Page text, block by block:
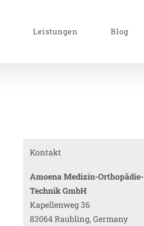
Leistungen Blog
Kontakt
Amoena Medizin-Orthopädie-
Technik GmbH
Kapellenweg 36
83064 Raubling, Germany